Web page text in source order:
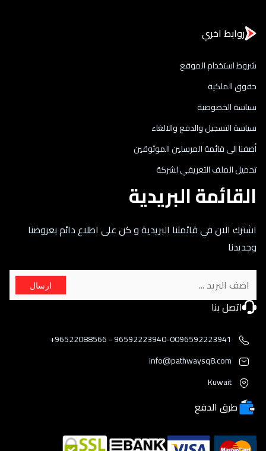
روابط اخري
شروط استخدام الموقع
حقوق الملكية
سياسة الخصوصية
سياسة التسجيل والدفع والالغاء
أضفنا الى قائمة المرسلين الموثوقين
تحميل الملف التعريفي لشركة
القائمة البريدية
اشترك الان في قائمتنا البريدية و كن على اطلاع دائم بعروضنا
وجديدنا
ارسال
اتصل بنا
96592223940-0096592223941 - 96522088566+
info@pathwaysq8.com
Kuwait
طرق الدفع